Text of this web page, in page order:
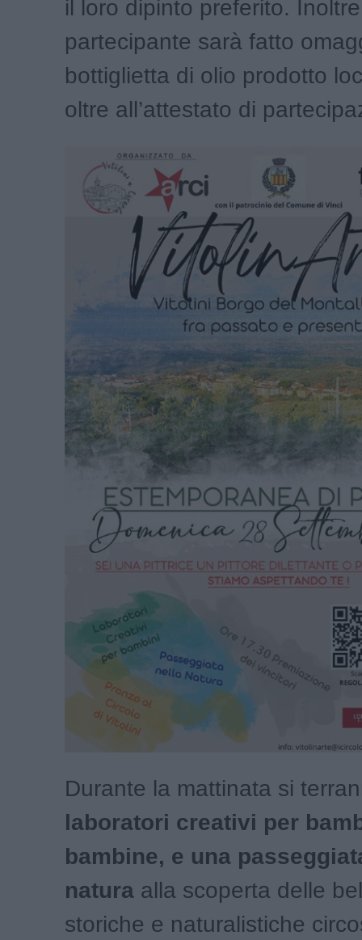
il loro dipinto preferito.
partecipante sarà fatto
bottiglietta di olio prodotto
oltre all’attestato di
Durante la mattinata si
laboratori creativi per
bambine, e una
natura alla scoperta delle
storiche e naturalistiche